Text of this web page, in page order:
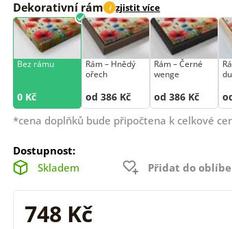
Dekorativní rám i zjistit více
Bez rámu
0 Kč
Rám –⁠⁠⁠⁠⁠⁠ Hnědý
ořech
od 386 Kč
Rám –⁠⁠⁠⁠⁠⁠ Černé
wenge
od 386 Kč
*cena doplňků bude připočtena k celkové
Dostupnost:
Skladem
Přidat do
748 Kč